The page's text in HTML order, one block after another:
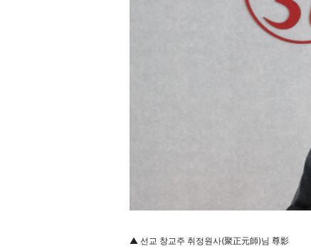
▲ 선교 창교주 취정원사(聚正元師)님 尊影